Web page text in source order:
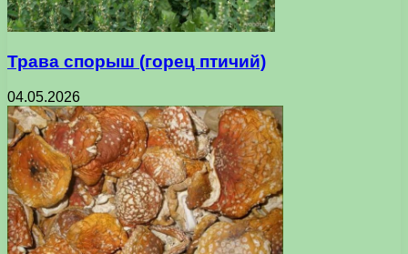
Трава спорыш (горец птичий)
04.05.2026